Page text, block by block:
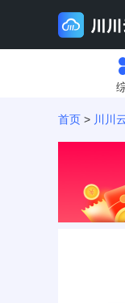
首页 > 川川